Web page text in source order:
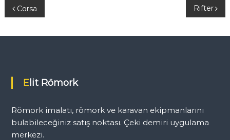
Y
a
g
e
Corsa Rifter
Elit Römork
Römork imalatı, römork ve karavan ekipmanlarını
bulabileceğiniz satış noktası. Çeki demiri uygulama
merkezi.